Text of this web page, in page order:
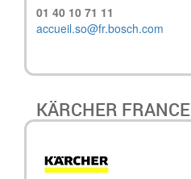
01 40 10 71 11
accueil.so@fr.bosch.com
KÄRCHER FRANCE